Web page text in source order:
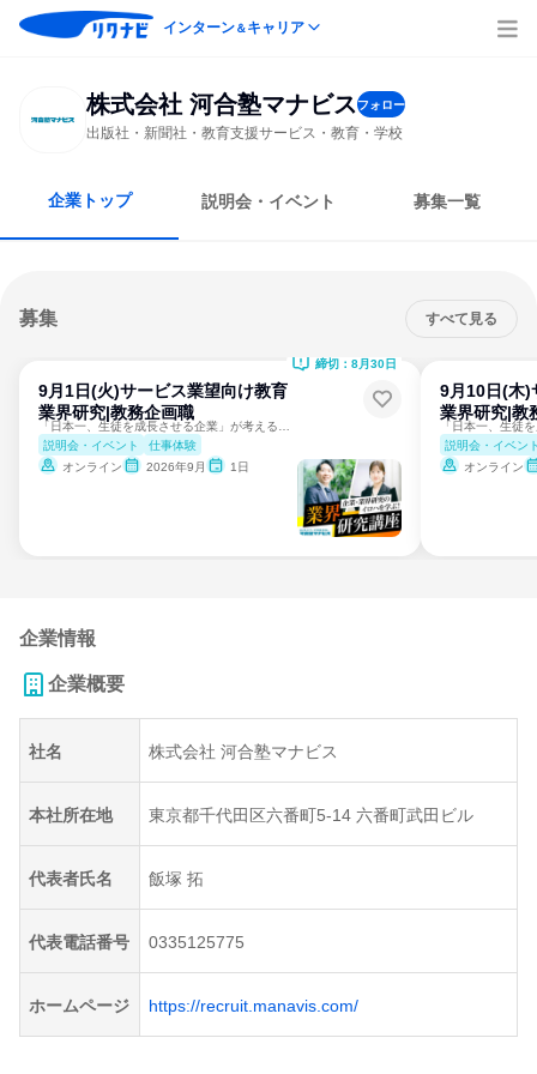
インターン＆キャリア
株式会社 河合塾マナビスフォロー
出版社・新聞社・教育支援サービス・教育・学校
企業トップ 説明会・イベント 募集一覧
募集 すべて見る
9月1日(火)サービス業望向け教育
業界研究|教務企画職
説明会・イベント
仕事体験
オンライン
2026年9月 1日
締切：8月30日
9月10日(木)
業界研究|教
説明会・イベン
オンライン
企業情報
企業概要
社名 株式会社 河合塾マナビス
本社所在地 東京都千代田区六番町5-14 六番町武田ビル
代表者氏名 飯塚 拓
代表電話番号 0335125775
ホームページ https://recruit.manavis.com/